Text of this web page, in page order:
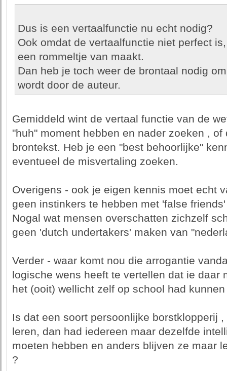
Dus is een vertaalfunctie nu echt nodig?
Ook omdat de vertaalfunctie niet perfect
een rommeltje van maakt.
Dan heb je toch weer de brontaal nodig
wordt door de auteur.
Gemiddeld wint de vertaal functie van de
"huh" moment hebben en nader zoeken ,
brontekst. Heb je een "best behoorlijke"
eventueel de misvertaling zoeken.
Overigens - ook je eigen kennis moet echt
geen instinkers te hebben met 'false
Nogal wat mensen overschatten zichzelf
geen 'dutch undertakers' maken van
Verder - waar komt nou die arrogantie
logische wens heeft te vertellen dat ie daar
het (ooit) wellicht zelf op school had
Is dat een soort persoonlijke borstklopperij
leren, dan had iedereen maar dezelfde
moeten hebben en anders blijven ze maar
?